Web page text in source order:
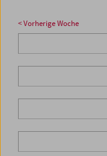
< Vorherige Woche